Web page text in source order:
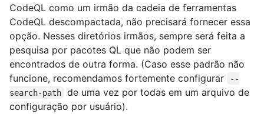
CodeQL como um irmão da cadeia de ferramentas
CodeQL descompactada, não precisará fornecer essa
opção. Nesses diretórios irmãos, sempre será feita a
pesquisa por pacotes QL que não podem ser
encontrados de outra forma. (Caso esse padrão não
funcione, recomendamos fortemente configurar
--
search-path
de uma vez por todas em um arquivo de
configuração por usuário).